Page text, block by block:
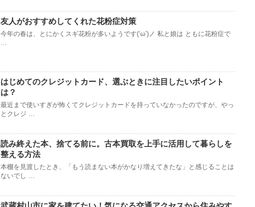
友人がおすすめしてくれた花粉症対策
今年の春は、とにかくスギ花粉が多いようです(‘ω’)ノ 私と娘は ともに花粉症で
…
はじめてのクレジットカード、選ぶときに注目したいポイント
は？
最近まで使いすぎが怖くてクレジットカードを持っていなかったのですが、やっ
とクレジ …
読み終えた本、捨てる前に。古本買取を上手に活用して暮らしを
整える方法
本棚を見渡したとき、「もう読まない本がかなり増えてきたな」と感じることは
ないでし …